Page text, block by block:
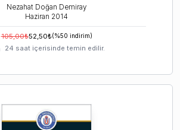
Nezahat Doğan Demiray
Haziran 2014
105,00₺52,50₺(%50 indirim)
24 saat içerisinde temin edilir.